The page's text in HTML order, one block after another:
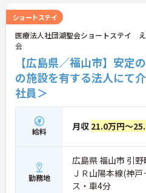
い。
ショートステイ
医療法人社団湖聖会ショートステイ
会
【広島県／福山市】安定
の施設を有する法人にて
社員＞
給料 月収 21.0万円～
勤務地
広島県 福山市 引
ＪＲ山陽本線(神
ス・車4分